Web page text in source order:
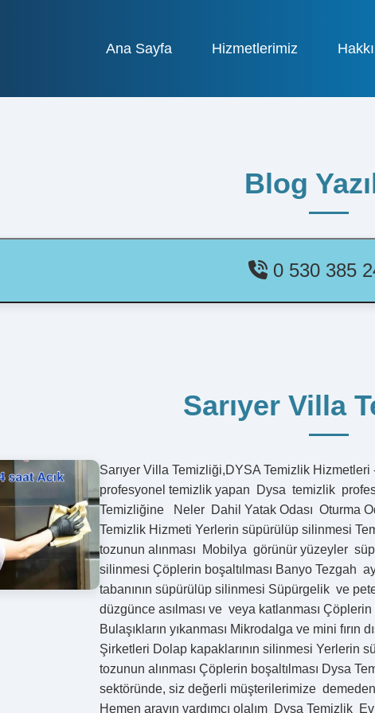
Ana Sayfa Hizmetlerimiz
Blog
0 530 385
Sarıyer Villa
Sarıyer Villa Temizliği,DYSA Temizlik
profesyonel temizlik yapan Dysa temizlik
Temizliğine Neler Dahil Yatak Odası Oturma
Temizlik Hizmeti Yerlerin süpürülüp silinmesi
tozunun alınması Mobilya görünür yüzeyler
silinmesi Çöplerin boşaltılması Banyo
tabanının süpürülüp silinmesi Süpürgelik ve
düzgünce asılması ve veya katlanması
Bulaşıkların yıkanması Mikrodalga ve mini
Şirketleri Dolap kapaklarının silinmesi
tozunun alınması Çöplerin boşaltılması Dysa
sektöründe, siz değerli müşterilerimize
Hemen arayın yardımcı olalım Dysa Temizlik